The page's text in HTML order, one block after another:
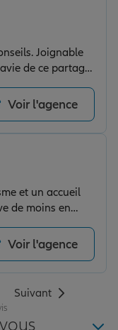
Joignable
de ce partage
Voir l'agence
et un accueil
de moins en
Voir l'agence
Suivant